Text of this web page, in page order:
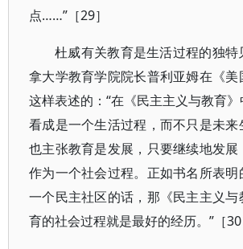
点……”［29］
杜威有关教育是生活过程的独特
拿大学教育学院院长普利亚姆在《美
这样表述的：“在《民主主义与教育
看成是一个生活过程，而不只是未
也主张教育是发展，只要继续地发
作为一个社会过程。正如书名所表明
一个民主社区的话，那《民主主义与
育的社会过程就是最好的经历。”［30